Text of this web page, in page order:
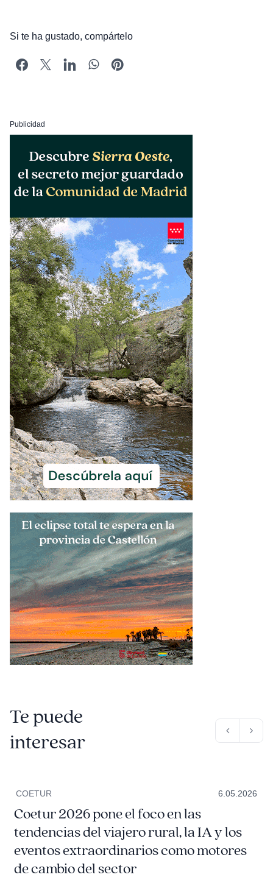
Si te ha gustado, compártelo
Publicidad
Te puede
interesar
COETUR 6.05.2026
Coetur 2026 pone el foco en las
tendencias del viajero rural, la IA y los
eventos extraordinarios como motores
de cambio del sector